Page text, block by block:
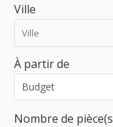
Ville
À partir de
Nombre de